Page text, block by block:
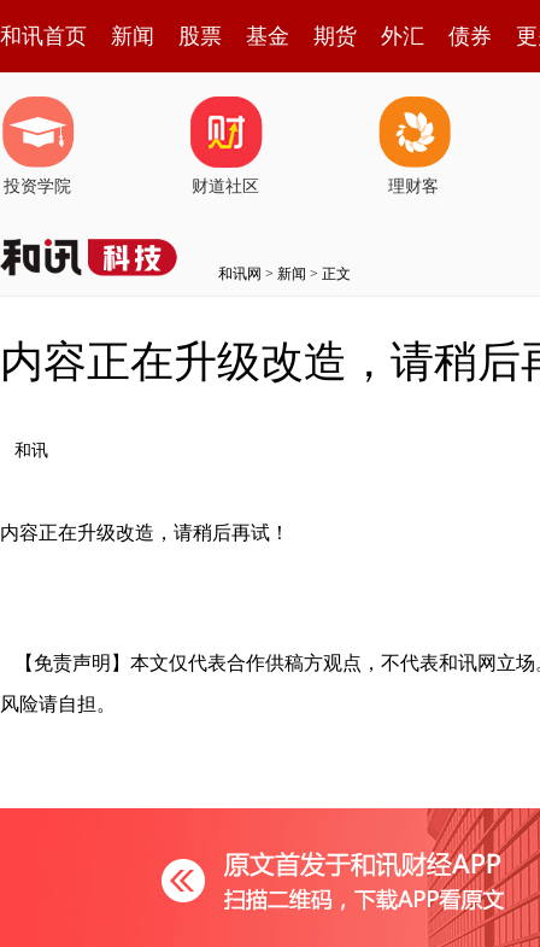
和讯首页 新闻 股票 基金 期货 外汇 债券
投资学院 财道社区 理财客
和讯网 > 新闻 > 正文
内容正在升级改造，请稍后
和讯
内容正在升级改造，请稍后再试！
【免责声明】本文仅代表合作供稿方观点，不代表和讯网立
风险请自担。